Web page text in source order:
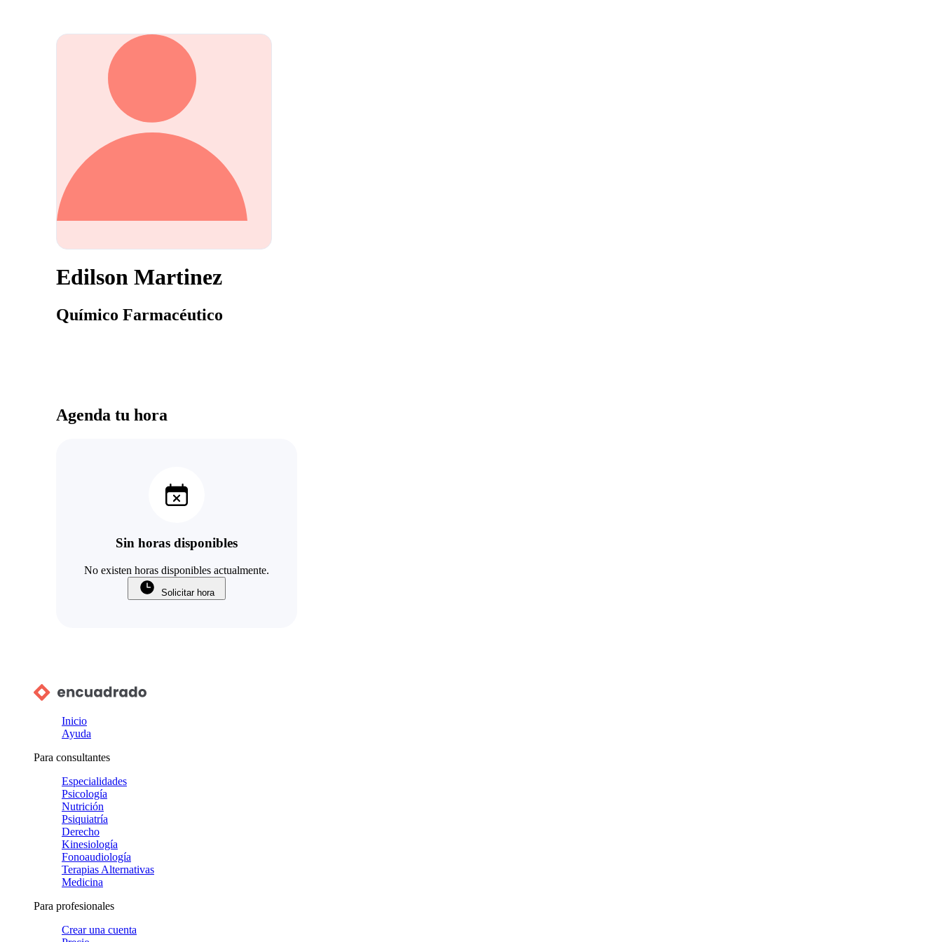
Edilson Martinez
Químico Farmacéutico
Agenda tu hora
Sin horas disponibles
No existen horas disponibles actualmente.
Solicitar hora
Inicio
Ayuda
Para consultantes
Especialidades
Psicología
Nutrición
Psiquiatría
Derecho
Kinesiología
Fonoaudiología
Terapias Alternativas
Medicina
Para profesionales
Crear una cuenta